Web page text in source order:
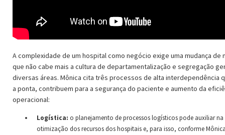
A complexidade de um hospital como negócio exige uma mudança de
que não cabe mais a cultura de departamentalização e segregação
diversas áreas. Mônica cita três processos de alta interdependência
a ponta, contribuem para a segurança do paciente e aumento da
operacional:
Logística: o planejamento de processos logísticos pode auxiliar na
otimização dos recursos dos hospitais e, para isso, conforme